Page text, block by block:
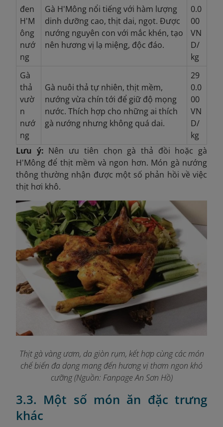
đen
H'M
ông
nướ
ng
Gà H'Mông nổi tiếng với hàm lượng
dinh dưỡng cao, thịt dai, ngọt. Được
nướng nguyên con với mắc khén, tạo
nên hương vị lạ miệng, độc đáo.
0.0
00
VN
D/
kg
Gà
thả
vườ
n
nướ
ng
Gà nuôi thả tự nhiên, thịt mềm,
nướng vừa chín tới để giữ độ mọng
nước. Thích hợp cho những ai thích
gà nướng nhưng không quá dai.
29
0.0
00
VN
D/
kg
Lưu ý: Nên ưu tiên chọn gà thả đồi hoặc gà
H'Mông để thịt mềm và ngon hơn. Món gà nướng
thông thường nhận được một số phản hồi về việc
thịt hơi khô.
Thịt gà vàng ươm, da giòn rụm, kết hợp cùng các món
chế biến đa dạng mang đến hương vị thơm ngon khó
cưỡng (Nguồn: Fanpage An Sơn Hồ)
3.3. Một số món ăn đặc trưng
khác